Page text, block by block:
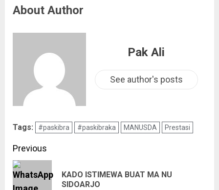
About Author
Pak Ali
See author's posts
Tags: #paskibra #paskibraka MANUSDA Prestasi
Previous
KADO ISTIMEWA BUAT MA NU
SIDOARJO